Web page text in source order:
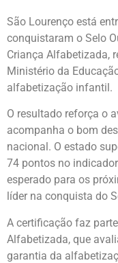
São Lourenço está
conquistaram o Selo
Criança Alfabetizada,
Ministério da
alfabetização infantil.
O resultado reforça o
acompanha o bom
nacional. O estado
74 pontos no
esperado para os
líder na conquista do
A certificação faz
Alfabetizada, que
garantia da